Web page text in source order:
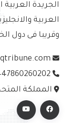
الجريدة
العربية
وقريبا فى دول
المملكة